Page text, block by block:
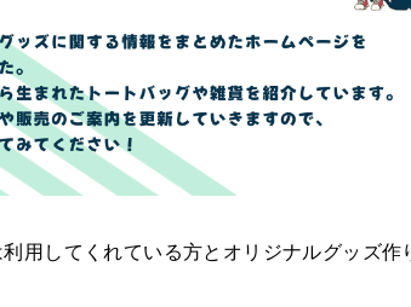
用してくれている方とオリジナルグッズ作